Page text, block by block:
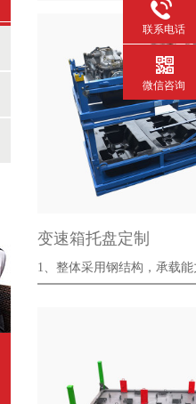
变速箱托盘定制
1、整体采用钢结构，承载能
联系电话
微信咨询